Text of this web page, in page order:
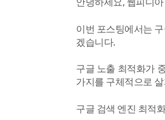
이번 포스팅에서는
겠습니다.
구글 노출 최적화가
가지를 구체적으로
구글 검색 엔진 최적